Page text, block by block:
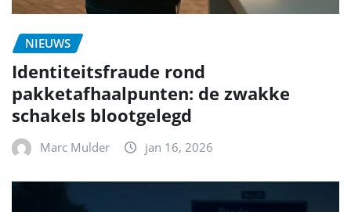
NIEUWS
Identiteitsfraude rond
pakketafhaalpunten: de zwakke
schakels blootgelegd
Marc Mulder jan 16, 2026